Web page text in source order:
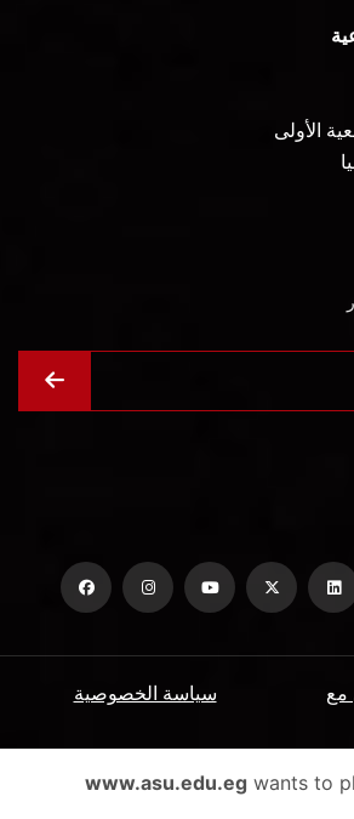
الأولى
سياسة الخصوصية
مع
الأسئلة الشائعة
www.asu.edu.egwants to